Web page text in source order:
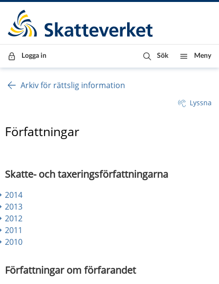
Till innehåll
Till navigationen
Till chattrobot
Logga in Sök Meny
Arkiv för rättslig information
Lyssna
Författningar
Skatte- och taxeringsförfattningarna
2014
2013
2012
2011
2010
Författningar om förfarandet